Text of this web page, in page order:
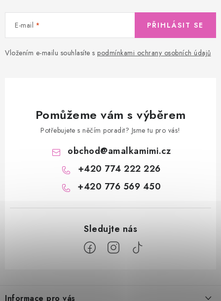
E-mail
Vložením e-mailu souhlasíte s podmínkami ochrany osobních údajů
PŘIHLÁSIT SE
Pomůžeme vám s výběrem
Potřebujete s něčím poradit? Jsme tu pro vás!
obchod@amalkamimi.cz
+420 774 222 226
+420 776 569 450
Informace pro vás